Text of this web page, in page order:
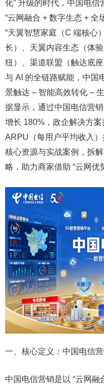
化” 升级的时代，中国电信
“云网融合 + 数字生态 + 全
“天翼智慧家庭（C 端核心
长）、天翼内容生态（体
纽）、渠道联盟（触达底
与 AI 的全链路赋能，中国
景触达 – 智能高效转化 –
据显示，通过中国电信营
增长 180%，政企解决方
ARPU（每用户平均收入
核心资源与实战案例，拆
略，助力商家借助 “云网优
一、核心定义：中国电信
中国电信营销是以 “云网融